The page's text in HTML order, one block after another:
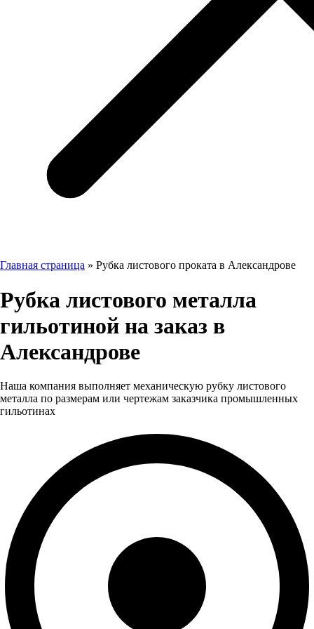
Главная страница » Рубка листового проката в Александрове
Рубка листового металла
гильотиной на заказ в
Александрове
Наша компания выполняет механическую рубку листового
металла по размерам или чертежам заказчика промышленных
гильотинах